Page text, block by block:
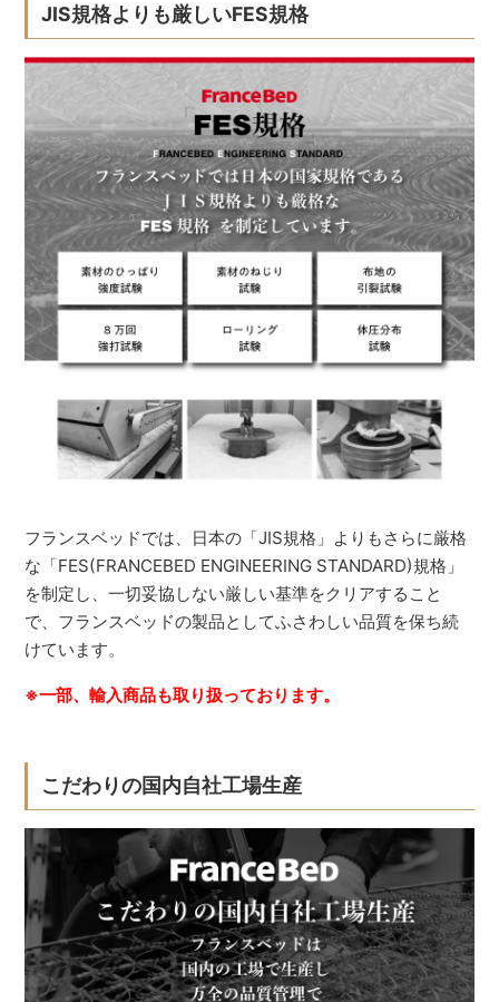
JIS規格よりも厳しいFES規格
フランスベッドでは、日本の「JIS規格」よりもさらに厳格
な「FES(FRANCEBED ENGINEERING STANDARD)規格」
を制定し、一切妥協しない厳しい基準をクリアすること
で、フランスベッドの製品としてふさわしい品質を保ち続
けています。
※一部、輸入商品も取り扱っております。
こだわりの国内自社工場生産